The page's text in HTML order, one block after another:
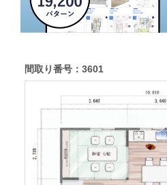
間取り番号：3601